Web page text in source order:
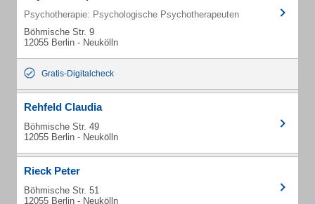
Psychotherapie: Psychologische Psychotherapeuten
Böhmische Str. 9
12055 Berlin - Neukölln
Gratis-Digitalcheck
Rehfeld Claudia
Böhmische Str. 49
12055 Berlin - Neukölln
Rieck Peter
Böhmische Str. 51
12055 Berlin - Neukölln